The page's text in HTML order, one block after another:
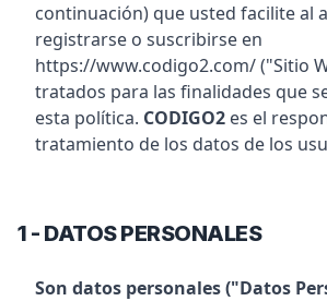
continuación) que usted facilite al
registrarse o suscribirse en
https://www.codigo2.com/ ("Sitio
tratados para las finalidades que
esta política. CODIGO2 es el
tratamiento de los datos de los
1 - DATOS PERSONALES
Son datos personales ("Datos